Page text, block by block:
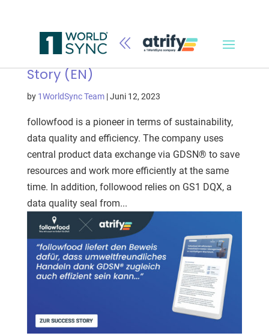
followfood Customer Success
Story (EN)
by 1WorldSync Team|Juni 12, 2023
followfood is a pioneer in terms of sustainability,
data quality and efficiency. The company uses
central product data exchange via GDSN® to save
resources and work more efficiently at the same
time. In addition, followood relies on GS1 DQX, a
data quality seal from...